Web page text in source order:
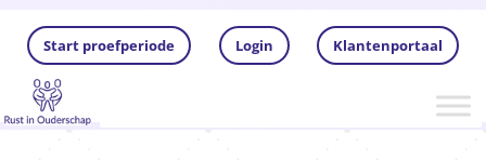
Klantenportaal
Login
Start proefperiode